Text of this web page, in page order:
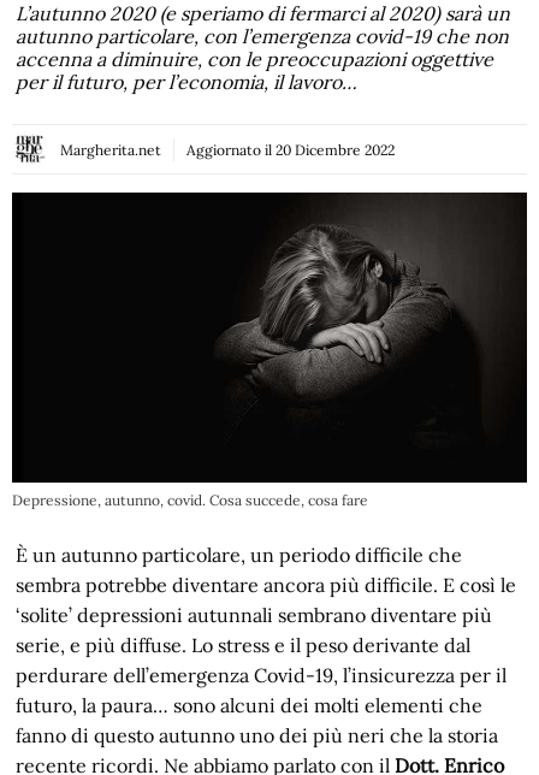
L’autunno 2020 (e speriamo di fermarci al 2020) sarà un
autunno particolare, con l’emergenza covid-19 che non
accenna a diminuire, con le preoccupazioni oggettive
per il futuro, per l’economia, il lavoro…
Margherita.net Aggiornato il 20 Dicembre 2022
Depressione, autunno, covid. Cosa succede, cosa fare
È un autunno particolare, un periodo difficile che
sembra potrebbe diventare ancora più difficile. E così le
‘solite’ depressioni autunnali sembrano diventare più
serie, e più diffuse. Lo stress e il peso derivante dal
perdurare dell’emergenza Covid-19, l’insicurezza per il
futuro, la paura… sono alcuni dei molti elementi che
fanno di questo autunno uno dei più neri che la storia
recente ricordi. Ne abbiamo parlato con ilDott. Enrico